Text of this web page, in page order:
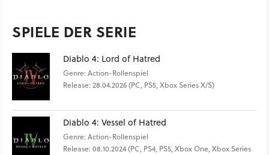
SPIELE DER SERIE
Diablo 4: Lord of Hatred
Genre: Action-Rollenspiel
Release: 28.04.2026 (PC, PS5, Xbox Series X/S)
Diablo 4: Vessel of Hatred
Genre: Action-Rollenspiel
Release: 08.10.2024 (PC, PS4, PS5, Xbox One, Xbox Series